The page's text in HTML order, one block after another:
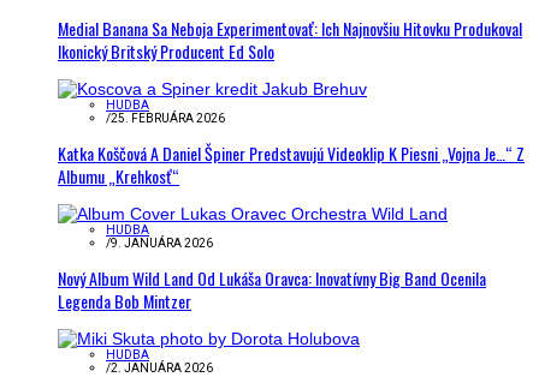
Medial Banana Sa Neboja Experimentovať: Ich Najnovšiu Hitovku Produkoval
Ikonický Britský Producent Ed Solo
HUDBA
/25. FEBRUÁRA 2026
Katka Koščová A Daniel Špiner Predstavujú Videoklip K Piesni „Vojna Je…“ Z
Albumu „Krehkosť“
HUDBA
/9. JANUÁRA 2026
Nový Album Wild Land Od Lukáša Oravca: Inovatívny Big Band Ocenila
Legenda Bob Mintzer
HUDBA
/2. JANUÁRA 2026